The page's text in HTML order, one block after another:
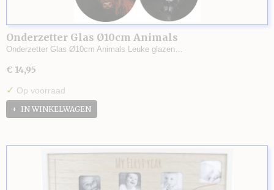
Onderzetter Glas Ø10cm Animals
Onderzetter Glas Ø10cm Animals Leuke glazen…
€ 14,95
✓ Op voorraad
IN WINKELWAGEN